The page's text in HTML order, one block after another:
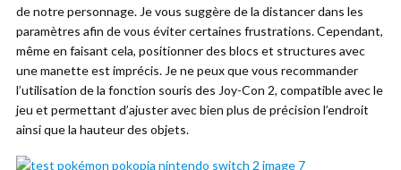
de notre personnage. Je vous suggère de la distancer dans les
paramètres afin de vous éviter certaines frustrations. Cependant,
même en faisant cela, positionner des blocs et structures avec
une manette est imprécis. Je ne peux que vous recommander
l’utilisation de la fonction souris des Joy-Con 2, compatible avec le
jeu et permettant d’ajuster avec bien plus de précision l’endroit
ainsi que la hauteur des objets.